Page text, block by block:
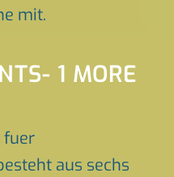
mit.
1 MORE
fuer
aus sechs